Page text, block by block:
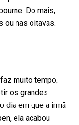
Do mais,
ou nas oitavas.
muito tempo,
os grandes
dia em que a irmã
ela acabou